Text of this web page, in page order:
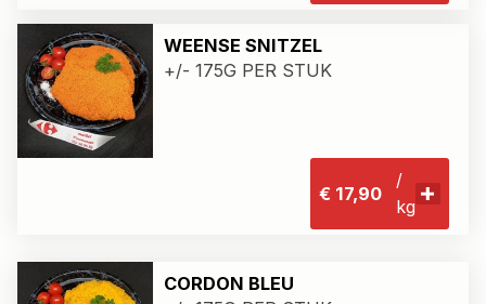
WEENSE SNITZEL
+/- 175G PER STUK
€ 17,90
/
kg
CORDON BLEU